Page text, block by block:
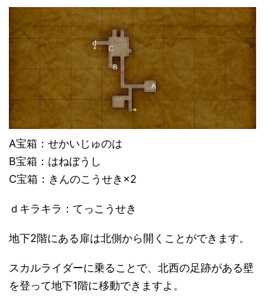
A宝箱：せかいじゅのは
B宝箱：はねぼうし
C宝箱：きんのこうせき×2
ｄキラキラ：てっこうせき
地下2階にある扉は北側から開くことができます。
スカルライダーに乗ることで、北西の足跡がある壁
を登って地下1階に移動できますよ。